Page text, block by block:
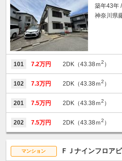
築年43年
神奈川県
101 7.2万円 2DK（43.38ｍ2 ）
102 7.3万円 2DK（43.38ｍ2 ）
201 7.5万円 2DK（43.38ｍ2 ）
202 7.5万円 2DK（43.38ｍ2 ）
マンション ＦＪナインフロア